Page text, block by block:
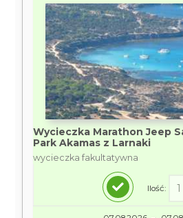
Wycieczka Marathon Jeep
Park Akamas z Larnaki
wycieczka fakultatywna
Ilość: